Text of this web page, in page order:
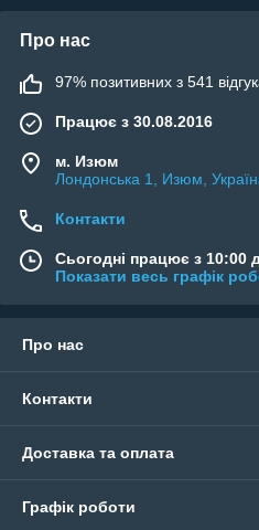
Про нас
97% позитивних з 541
Працює з 30.08.2016
м. Изюм
Лондонська 1, Изюм,
Контакти
Сьогодні працює з 10:00
Показати весь графік
Про нас
Контакти
Доставка та оплата
Графік роботи